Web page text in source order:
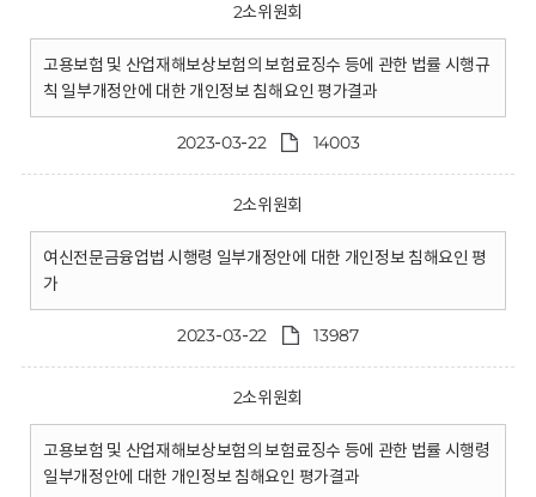
2소위원회
고용보험 및 산업재해보상보험의 보험료징수 등에 관한 법률 시행규
칙 일부개정안에 대한 개인정보 침해요인 평가결과
2023-03-22 14003
2소위원회
여신전문금융업법 시행령 일부개정안에 대한 개인정보 침해요인 평
가
2023-03-22 13987
2소위원회
고용보험 및 산업재해보상보험의 보험료징수 등에 관한 법률 시행령
일부개정안에 대한 개인정보 침해요인 평가결과